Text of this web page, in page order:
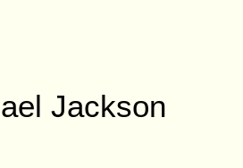
Jackson